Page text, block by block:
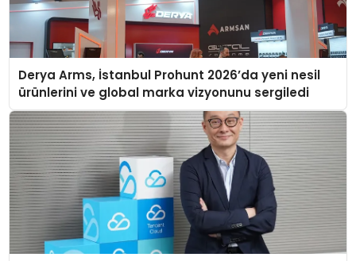
Derya Arms, İstanbul Prohunt 2026’da yeni nesil
ürünlerini ve global marka vizyonunu sergiledi